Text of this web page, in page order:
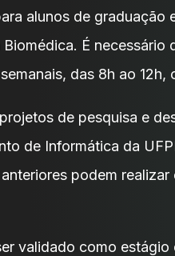
alunos de graduação
É necessário
das 8h ao 12h,
de pesquisa e
de Informática da
podem
validado como